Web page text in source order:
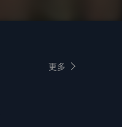
更多